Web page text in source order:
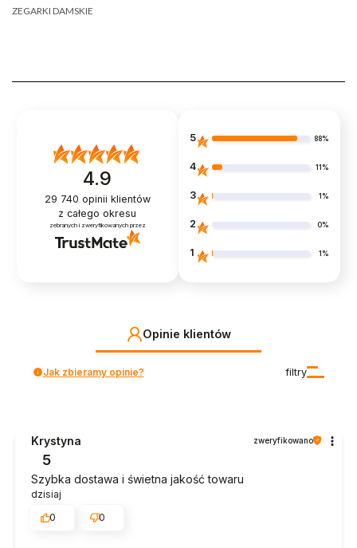
ZEGARKI DAMSKIE
4.9
29 740 opinii klientów
z całego okresu
zebranych i zweryfikowanych przez
5 88%
4 11%
3 1%
2 0%
1 1%
Opinie klientów
filtry
Jak zbieramy opinie?
Krystyna zweryfikowano
5
Szybka dostawa i świetna jakość towaru
dzisiaj
0
0